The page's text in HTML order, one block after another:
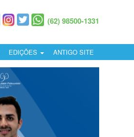
(62) 98500-1331
EDIÇÕES ANTIGO SITE